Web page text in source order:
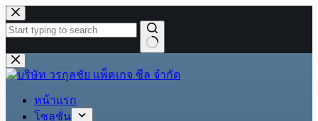
Skip
to
content
No
results
หน้าแรก
โซลูชั่น